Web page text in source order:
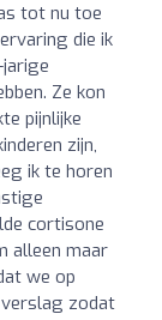
tot nu toe
die ik
Ze kon
pijnlijke
zijn,
ik te horen
cortisone
alleen maar
we op
verslag zodat